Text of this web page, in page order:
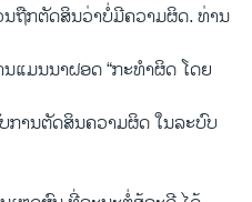
ຖືກຕັດສິນວ່າບໍ່ມີຄວາມຜິດ. ທ່ານ
ແມນນາຝອດ “ກະທຳຜິດ ໂດຍ
ການຕັດສິນຄວາມຜິດ ໃນລະບົບ